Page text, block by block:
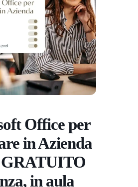
Office per
in Azienda
GRATUITO
in aula